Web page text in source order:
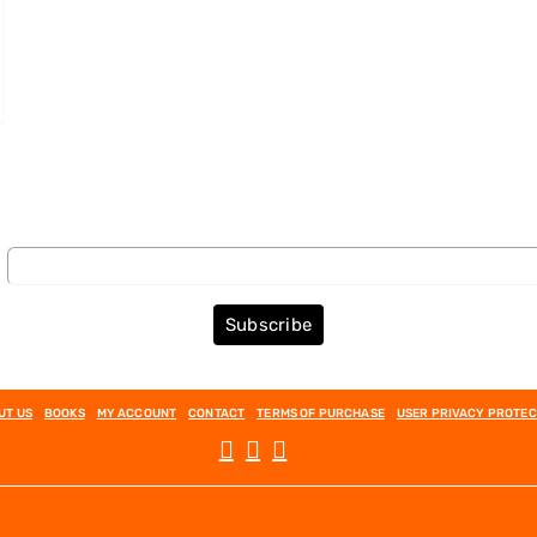
Subscribe
US BOOKS MY ACCOUNT CONTACT TERMS OF PURCHASE USER PRIVACY